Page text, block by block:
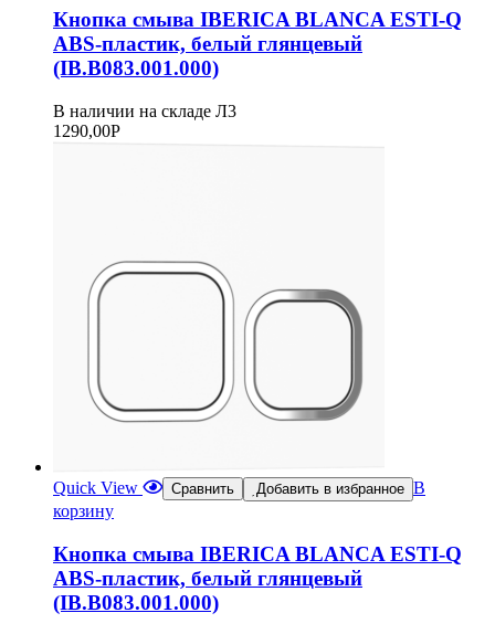
Кнопка смыва IBERICA BLANCA ESTI-Q
ABS-пластик, белый глянцевый
(IB.B083.001.000)
В наличии на складе Л3
1290,00Р
Quick View Сравнить Добавить в избранное В
корзину
Кнопка смыва IBERICA BLANCA ESTI-Q
ABS-пластик, белый глянцевый
(IB.B083.001.000)